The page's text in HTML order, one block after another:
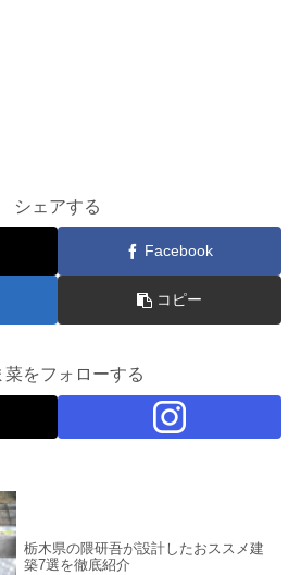
シェアする
Facebook
コピー
菜をフォローする
栃木県の隈研吾が設計したおススメ建
築7選を徹底紹介